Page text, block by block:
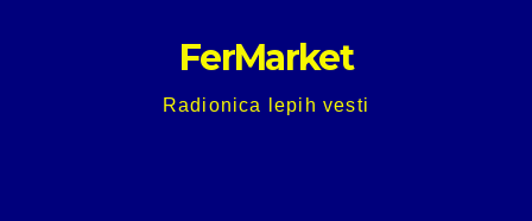
FerMarket
Radionica lepih vesti